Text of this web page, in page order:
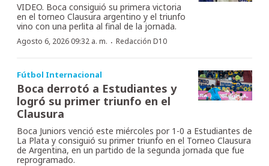
VIDEO. Boca consiguió su primera victoria
en el torneo Clausura argentino y el triunfo
vino con una perlita al final de la jornada.
Agosto 6, 2026 09:32 a. m. · Redacción D10
Fútbol Internacional
Boca derrotó a Estudiantes y
logró su primer triunfo en el
Clausura
Boca Juniors venció este miércoles por 1-0 a Estudiantes de
La Plata y consiguió su primer triunfo en el Torneo Clausura
de Argentina, en un partido de la segunda jornada que fue
reprogramado.